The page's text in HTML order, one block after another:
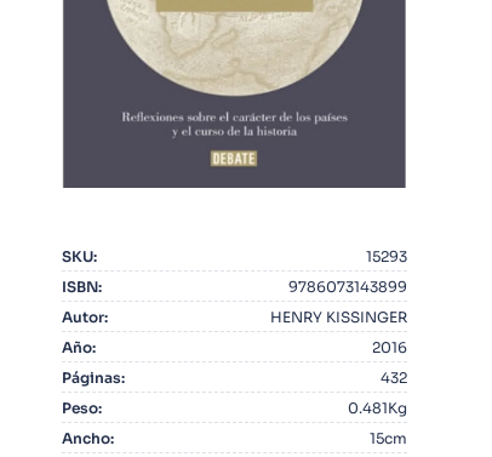
SKU:
15293
ISBN:
9786073143899
Autor:
HENRY KISSINGER
Año:
2016
Páginas:
432
Peso:
0.481Kg
Ancho:
15cm